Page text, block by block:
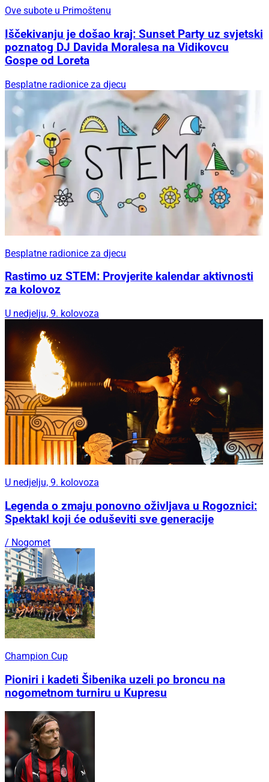
Ove subote u Primoštenu
Iščekivanju je došao kraj: Sunset Party uz svjetski
poznatog DJ Davida Moralesa na Vidikovcu
Gospe od Loreta
Besplatne radionice za djecu
Besplatne radionice za djecu
Rastimo uz STEM: Provjerite kalendar aktivnosti
za kolovoz
U nedjelju, 9. kolovoza
U nedjelju, 9. kolovoza
Legenda o zmaju ponovno oživljava u Rogoznici:
Spektakl koji će oduševiti sve generacije
/ Nogomet
Champion Cup
Pioniri i kadeti Šibenika uzeli po broncu na
nogometnom turniru u Kupresu